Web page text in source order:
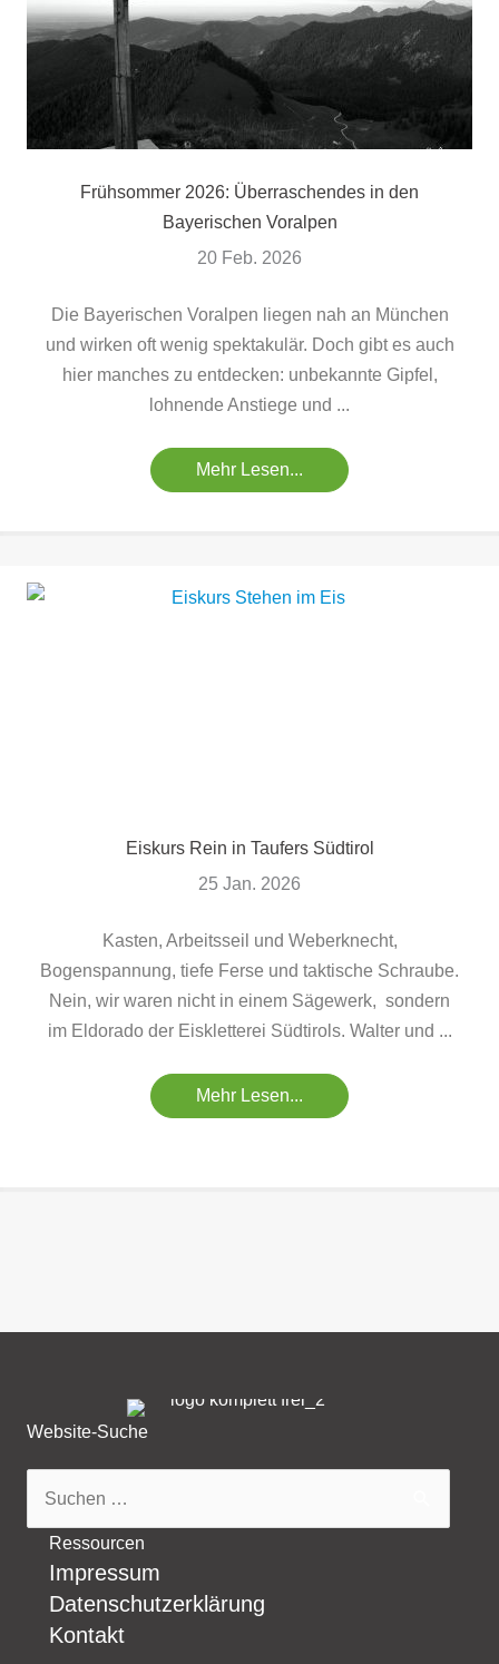
Frühsommer 2026: Überraschendes in den
Bayerischen Voralpen
20 Feb. 2026
Die Bayerischen Voralpen liegen nah an München
und wirken oft wenig spektakulär. Doch gibt es auch
hier manches zu entdecken: unbekannte Gipfel,
lohnende Anstiege und ...
Mehr Lesen...
Eiskurs Rein in Taufers Südtirol
25 Jan. 2026
Kasten, Arbeitsseil und Weberknecht,
Bogenspannung, tiefe Ferse und taktische Schraube.
Nein, wir waren nicht in einem Sägewerk, sondern
im Eldorado der Eiskletterei Südtirols. Walter und ...
Mehr Lesen...
Website-Suche
Ressourcen
Impressum
Datenschutzerklärung
Kontakt